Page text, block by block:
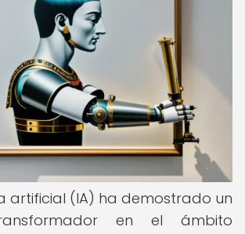
artificial (IA) ha demostrado un
en el ámbito